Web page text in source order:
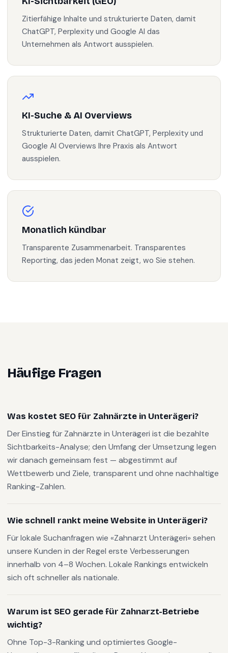
Zitierfähige Inhalte und strukturierte Daten, damit
ChatGPT, Perplexity und Google AI das
Unternehmen als Antwort ausspielen.
KI-Suche & AI Overviews
Strukturierte Daten, damit ChatGPT, Perplexity und
Google AI Overviews Ihre Praxis als Antwort
ausspielen.
Monatlich kündbar
Transparente Zusammenarbeit. Transparentes
Reporting, das jeden Monat zeigt, wo Sie stehen.
Häufige Fragen
Was kostet SEO für Zahnärzte in Unterägeri?
Der Einstieg für Zahnärzte in Unterägeri ist die bezahlte
Sichtbarkeits-Analyse; den Umfang der Umsetzung legen
wir danach gemeinsam fest — abgestimmt auf
Wettbewerb und Ziele, transparent und ohne nachhaltige
Ranking-Zahlen.
Wie schnell rankt meine Website in Unterägeri?
Für lokale Suchanfragen wie «Zahnarzt Unterägeri» sehen
unsere Kunden in der Regel erste Verbesserungen
innerhalb von 4–8 Wochen. Lokale Rankings entwickeln
sich oft schneller als nationale.
Warum ist SEO gerade für Zahnarzt-Betriebe
wichtig?
Ohne Top-3-Ranking und optimiertes Google-